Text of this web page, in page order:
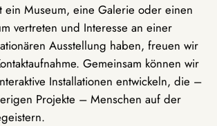
ein Museum, eine Galerie oder einen
vertreten und Interesse an einer
Ausstellung haben, freuen wir
Gemeinsam können wir
Installationen entwickeln, die –
Projekte – Menschen auf der